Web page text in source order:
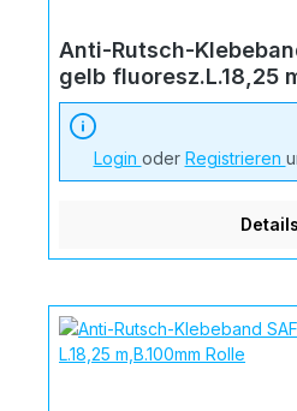
Anti-Rutsch-
gelb fluoresz.L.18,25
Login oder Registrieren
Details